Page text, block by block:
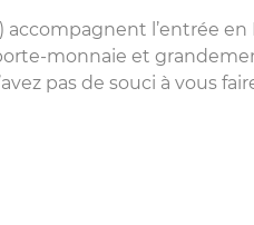
l’entrée
monnaie et
pas de souci à vous